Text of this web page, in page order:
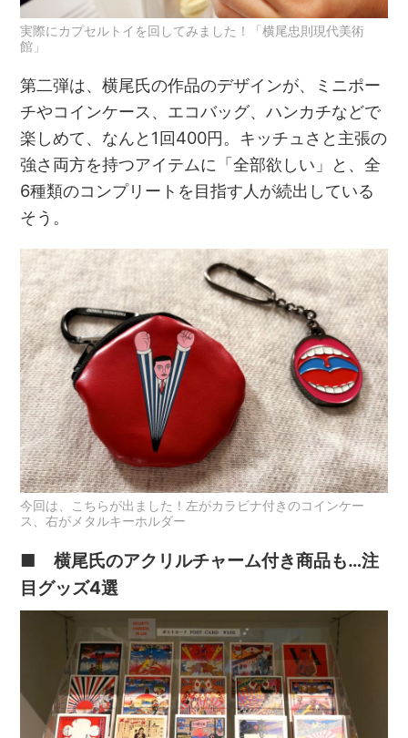
実際にカプセルトイを回してみました！「横尾忠則現代美術
館」
第二弾は、横尾氏の作品のデザインが、ミニポー
チやコインケース、エコバッグ、ハンカチなどで
楽しめて、なんと1回400円。キッチュさと主張の
強さ両方を持つアイテムに「全部欲しい」と、全
6種類のコンプリートを目指す人が続出している
そう。
今回は、こちらが出ました！左がカラビナ付きのコインケー
ス、右がメタルキーホルダー
■ 横尾氏のアクリルチャーム付き商品も…注
目グッズ4選